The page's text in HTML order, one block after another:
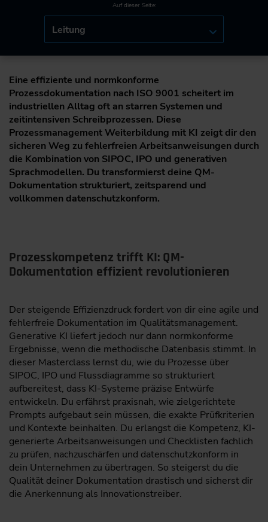
Auf dieser Seite:
Leitung
Eine effiziente und normkonforme
Prozessdokumentation nach ISO 9001 scheitert im
industriellen Alltag oft an starren Systemen und
zeitintensiven Schreibprozessen. Diese
Prozessmanagement Weiterbildung mit KI zeigt dir den
sicheren Weg zu fehlerfreien Arbeitsanweisungen durch
die Kombination von SIPOC, IPO und generativen
Sprachmodellen. Du transformierst deine QM-
Dokumentation strukturiert, zeitsparend und
vollkommen datenschutzkonform.
Prozesskompetenz trifft KI: QM-
Dokumentation effizient revolutionieren
Der steigende Effizienzdruck fordert von dir eine agile und
fehlerfreie Dokumentation im Qualitätsmanagement.
Generative KI liefert jedoch nur dann normkonforme
Ergebnisse, wenn die methodische Datenbasis stimmt. In
dieser Masterclass lernst du, wie du Prozesse über
SIPOC, IPO und Flussdiagramme so strukturiert
aufbereitest, dass KI-Systeme präzise Entwürfe
entwickeln. Du erfährst praxisnah, wie zielgerichtete
Prompts aufgebaut sein müssen, die exakte Prüfkriterien
und Kontexte beinhalten. Du erlangst die Kompetenz, KI-
generierte Arbeitsanweisungen und Checklisten fachlich
zu prüfen, nachzuschärfen und datenschutzkonform in
dein Unternehmen zu übertragen. So steigerst du die
Qualität deiner Dokumentation drastisch und sicherst dir
die Anerkennung als Innovationstreiber.